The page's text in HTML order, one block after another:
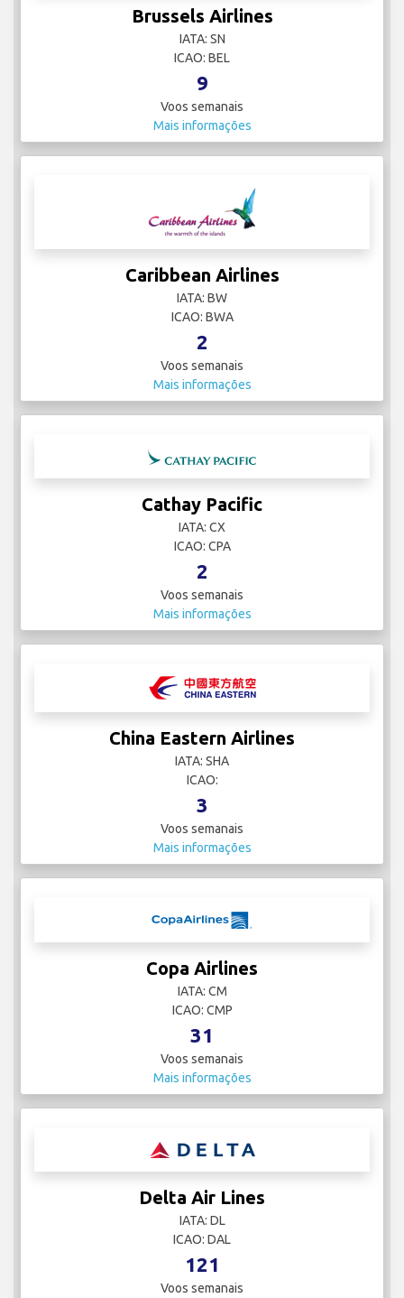
Brussels Airlines
IATA: SN
ICAO: BEL
9
Voos semanais
Mais informações
Caribbean Airlines
IATA: BW
ICAO: BWA
2
Voos semanais
Mais informações
Cathay Pacific
IATA: CX
ICAO: CPA
2
Voos semanais
Mais informações
China Eastern Airlines
IATA: SHA
ICAO:
3
Voos semanais
Mais informações
Copa Airlines
IATA: CM
ICAO: CMP
31
Voos semanais
Mais informações
Delta Air Lines
IATA: DL
ICAO: DAL
121
Voos semanais